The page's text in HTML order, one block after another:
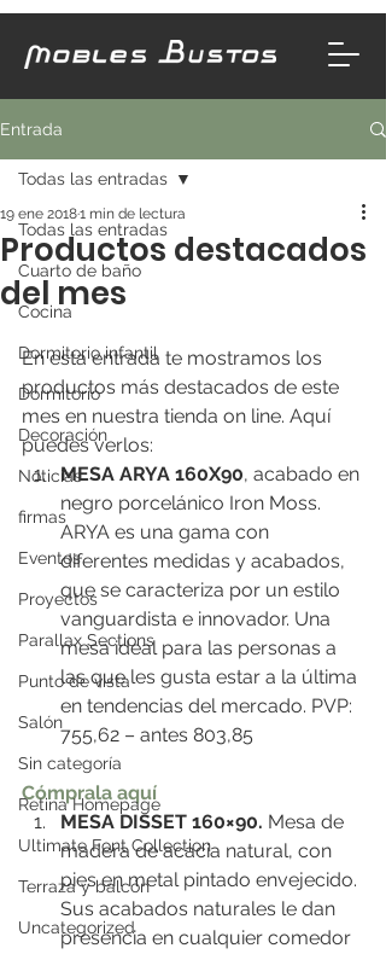
Entrada
Todas las entradas
Cuarto de baño
Cocina
Dormitorio infantil
Dormitorio
Decoración
Noticias
firmas
Eventos
Proyectos
Parallax Sections
Punto de vista
Salón
Sin categoría
Retina Homepage
Ultimate Font Collection
Terraza y balcón
Uncategorized
Todas las entradas
Productos destacados
del mes
19 ene 20181 min de lectura
En esta entrada te mostramos los
productos más destacados de este
mes en nuestra tienda on line. Aquí
puedes verlos:
MESA ARYA 160X90, acabado en
negro porcelánico Iron Moss.
ARYA es una gama con
diferentes medidas y acabados,
que se caracteriza por un estilo
vanguardista e innovador. Una
mesa ideal para las personas a
las que les gusta estar a la última
en tendencias del mercado. PVP:
755,62 – antes 803,85
Cómprala aquí
MESA DISSET 160×90. Mesa de
madera de acacia natural, con
pies en metal pintado envejecido.
Sus acabados naturales le dan
presencia en cualquier comedor